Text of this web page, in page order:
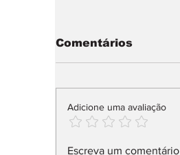
smart #2: arte urbana
Comentários
Adicione uma avaliação
Escreva um comentário